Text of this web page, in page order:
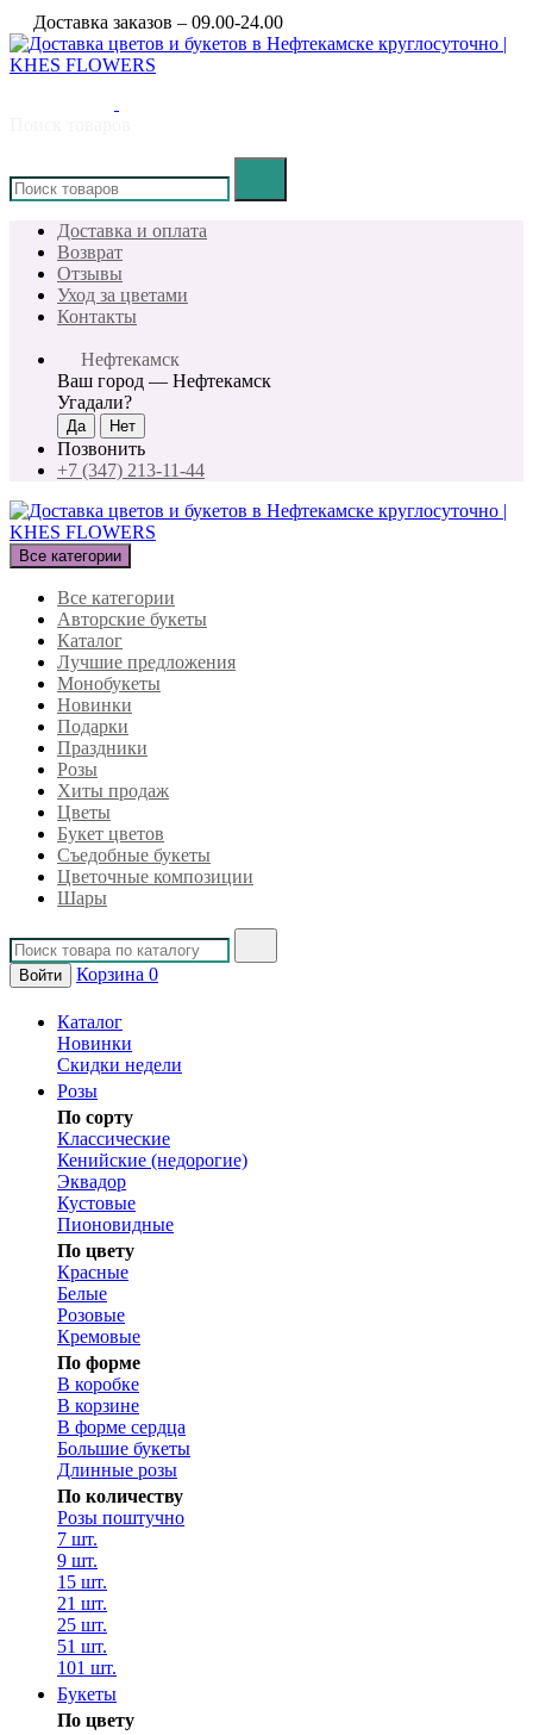
Доставка заказов – 09.00-24.00
Доставка и оплата
Возврат
Отзывы
Уход за цветами
Контакты
Нефтекамск
Ваш город — Нефтекамск
Угадали?
Позвонить
+7 (347) 213-11-44
Все категории
Все категории
Авторские букеты
Каталог
Лучшие предложения
Монобукеты
Новинки
Подарки
Праздники
Розы
Хиты продаж
Цветы
Букет цветов
Съедобные букеты
Цветочные композиции
Шары
Войти Корзина 0
Каталог
Новинки
Скидки недели
Розы
По сорту
Классические
Кенийские (недорогие)
Эквадор
Кустовые
Пионовидные
По цвету
Красные
Белые
Розовые
Кремовые
По форме
В коробке
В корзине
В форме сердца
Большие букеты
Длинные розы
По количеству
Розы поштучно
7 шт.
9 шт.
15 шт.
21 шт.
25 шт.
51 шт.
101 шт.
Букеты
По цвету